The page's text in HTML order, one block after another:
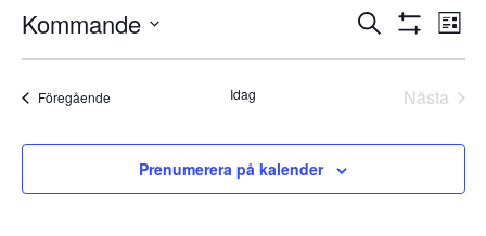
Search
Views
Sök
Filter
Lista
Kommande
FöregåendeEvenemang Idag
Nästa
Prenumerera på kalender